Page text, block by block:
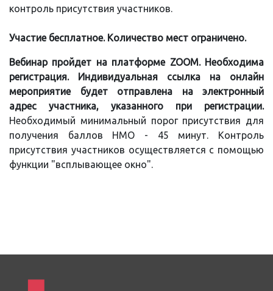
контроль присутствия участников.
Участие бесплатное. Количество мест ограничено.
Вебинар пройдет на платформе ZOOM. Необходима
регистрация. Индивидуальная ссылка на онлайн
мероприятие будет отправлена на электронный
адрес участника, указанного при регистрации.
Необходимый минимальный порог присутствия для
получения баллов НМО - 45 минут. Контроль
присутствия участников осуществляется с помощью
функции "всплывающее окно".